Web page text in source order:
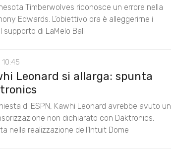
Timberwolves riconosce un errore nella
Edwards. L’obiettivo ora è alleggerirne i
supporto di LaMelo Ball
Leonard si allarga: spunta
di ESPN, Kawhi Leonard avrebbe avuto un
non dichiarato con Daktronics,
nella realizzazione dell’Intuit Dome